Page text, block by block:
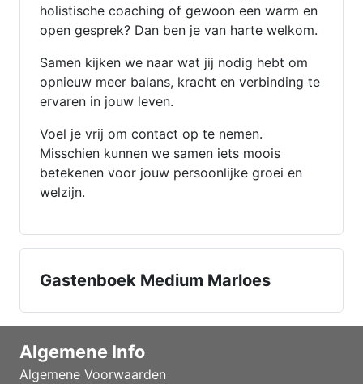
holistische coaching of gewoon een warm en
open gesprek? Dan ben je van harte welkom.
Samen kijken we naar wat jij nodig hebt om
opnieuw meer balans, kracht en verbinding te
ervaren in jouw leven.
Voel je vrij om contact op te nemen.
Misschien kunnen we samen iets moois
betekenen voor jouw persoonlijke groei en
welzijn.
Gastenboek Medium Marloes
Algemene Info
Algemene Voorwaarden